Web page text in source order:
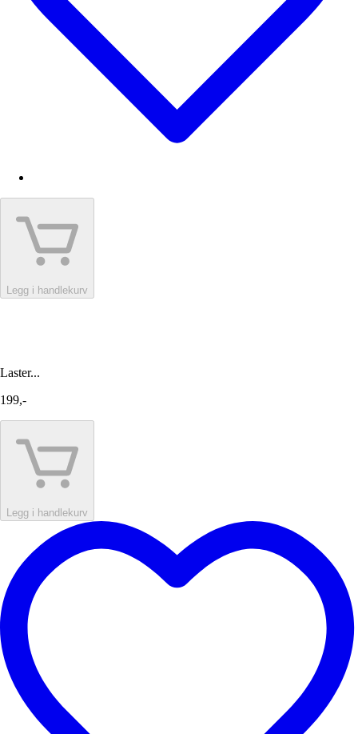
Legg i handlekurv
Laster...
199,-
Legg i handlekurv